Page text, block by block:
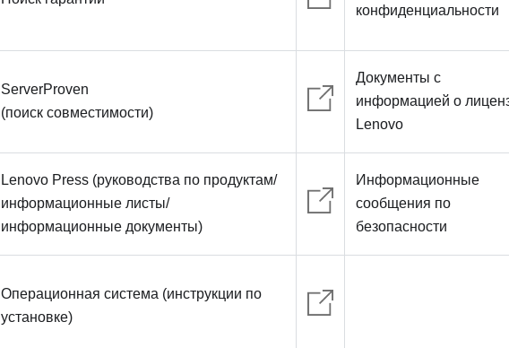
конфиденциальности
ServerProven
(поиск совместимости)
Документы с
информацией о
Lenovo
Lenovo Press (руководства по продуктам/
информационные листы/
информационные документы)
Информационные
сообщения по
безопасности
Операционная система (инструкции по
установке)